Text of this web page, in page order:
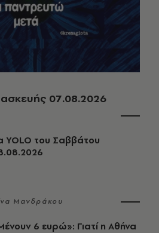
07.08.2026
YOLO του Σαββάτου
Μανδράκου
6 ευρώ»: Γιατί η Αθήνα